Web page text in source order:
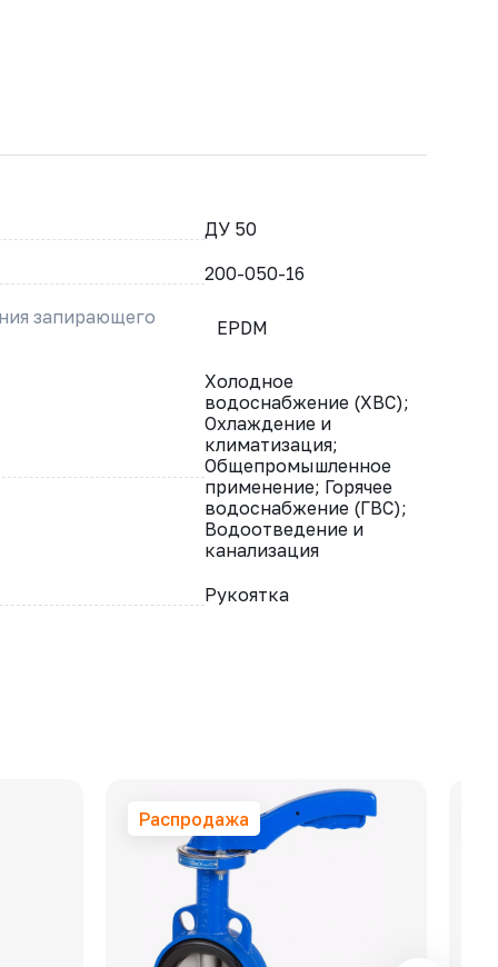
ДУ 50
200-050-16
запирающего
EPDM
Холодное
водоснабжение (ХВС);
Охлаждение и
климатизация;
Общепромышленное
применение; Горячее
водоснабжение (ГВС);
Водоотведение и
канализация
Рукоятка
Распродажа